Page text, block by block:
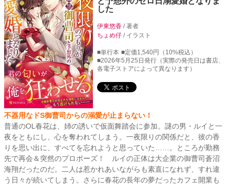
した
伊東悠香/ 著者
ちょめ仔 / イラスト
■単行本 ■定価1,540円（10%税込）
■2026年5月25日発行（実際の発売日は書店、
各電子ストアによって異なります）
不器用なドS御曹司からの溺愛が止まらない！
普通のOL春花は、姉の誘いで仮面舞踏会に参加。謎の男・ルイと一
夜をともにし、心を奪われてしまう。一夜限りの関係だと、彼の香
りを思い出に、すべてを忘れようと思っていた……。ところが勤務
先で再会＆突然のプロポーズ！ ルイの正体は大企業の御曹司蒼沼
海翔だったのだ。二人は惹かれあいながらも素直になれず、すれ違
う日々が続いてしまう。さらに春花の長年の夢だったカフェ開業も